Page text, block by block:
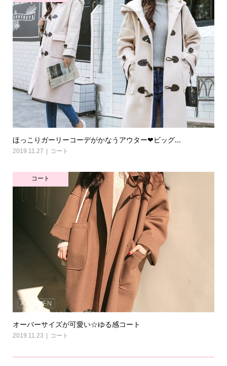
ほっこりガーリーコーデがかなうアウター❤ビッグ...
2019.11.27 コート
コート
オーバーサイズが可愛い☆ゆる感コート
2019.11.23 コート